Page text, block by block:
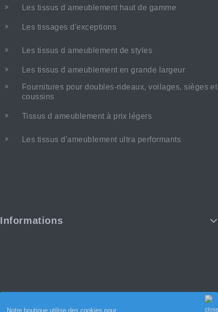
Notre boutique utilise des cookies pour
Les tissus d ameublement haut de gamme
Les tissages d'exceptions
Les tissus d ameublement de styles
Les tissus d ameublement en grande largeur
Fournitures pour doubles-rideaux, voilages, sièges et
coussins
Tissus d ameublement à prix légers
Les tissus d'ameublement ultra performants
Informations